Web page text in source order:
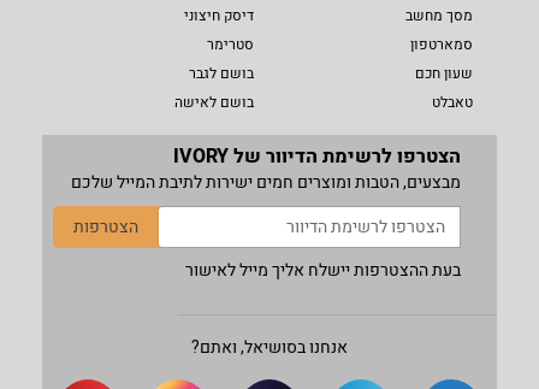
מסך מחשב
סמארטפון
שעון חכם
טאבלט
דיסק חיצוני
סטרימר
בושם לגבר
בושם לאישה
הצטרפו לרשימת הדיוור של IVORY
מבצעים, הטבות ומוצרים חמים ישירות לתיבת המייל שלכם
הצטרפות
בעת ההצטרפות יישלח אליך מייל לאישור
אנחנו בסושיאל, ואתם?